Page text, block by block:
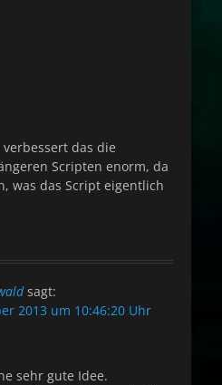
das die
Scripten enorm, da
was das Script eigentlich
sagt:
2013 um 10:46:20 Uhr
sehr gute Idee.